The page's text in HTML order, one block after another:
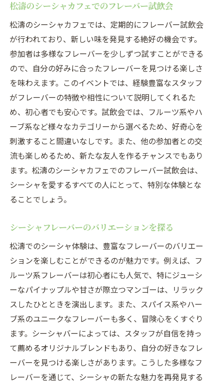
松濤のシーシャカフェでのフレーバー試飲会
松濤のシーシャカフェでは、定期的にフレーバー試飲会
が行われており、新しい味を発見する絶好の機会です。
参加者は多様なフレーバーを少しずつ試すことができる
ので、自分の好みに合ったフレーバーを見つける楽しさ
を味わえます。このイベントでは、経験豊富なスタッフ
がフレーバーの特徴や相性について説明してくれるた
め、初心者でも安心です。試飲会では、フルーツ系やハ
ーブ系など様々なカテゴリーから選べるため、好奇心を
刺激すること間違いなしです。また、他の参加者との交
流も楽しめるため、新たな友人を作るチャンスでもあり
ます。松濤のシーシャカフェでのフレーバー試飲会は、
シーシャを愛するすべての人にとって、特別な体験とな
ることでしょう。
シーシャフレーバーのバリエーションを探る
松濤でのシーシャ体験は、豊富なフレーバーのバリエー
ションを楽しむことができるのが魅力です。例えば、フ
ルーツ系フレーバーは初心者にも人気で、特にジューシ
ーなパイナップルや甘さが際立つマンゴーは、リラック
スしたひとときを演出します。また、スパイス系やハー
ブ系のユニークなフレーバーも多く、冒険心をくすぐり
ます。シーシャバーによっては、スタッフが自信を持っ
て薦めるオリジナルブレンドもあり、自分の好きなフレ
ーバーを見つける楽しさがあります。こうした多様なフ
レーバーを通じて、シーシャの新たな魅力を再発見する